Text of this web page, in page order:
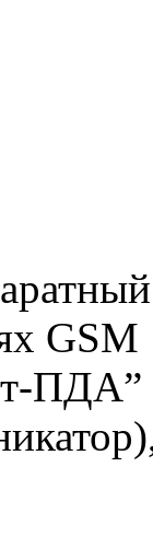
ПДА”